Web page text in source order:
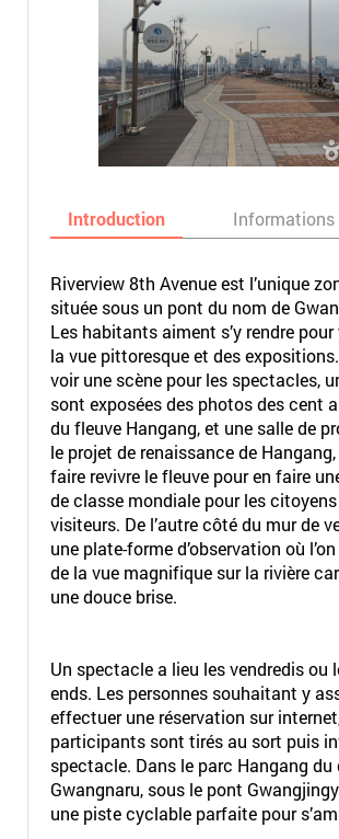
Introduction Informations
Riverview 8th Avenue est l’unique
située sous un pont du nom de
Les habitants aiment s’y rendre
la vue pittoresque et des
voir une scène pour les spectacles,
sont exposées des photos des cent
du fleuve Hangang, et une salle de
le projet de renaissance de
faire revivre le fleuve pour en faire
de classe mondiale pour les
visiteurs. De l’autre côté du mur de
une plate-forme d’observation où
de la vue magnifique sur la rivière
une douce brise.
Un spectacle a lieu les vendredis ou
ends. Les personnes souhaitant y
effectuer une réservation sur
participants sont tirés au sort puis
spectacle. Dans le parc Hangang du
Gwangnaru, sous le pont
une piste cyclable parfaite pour